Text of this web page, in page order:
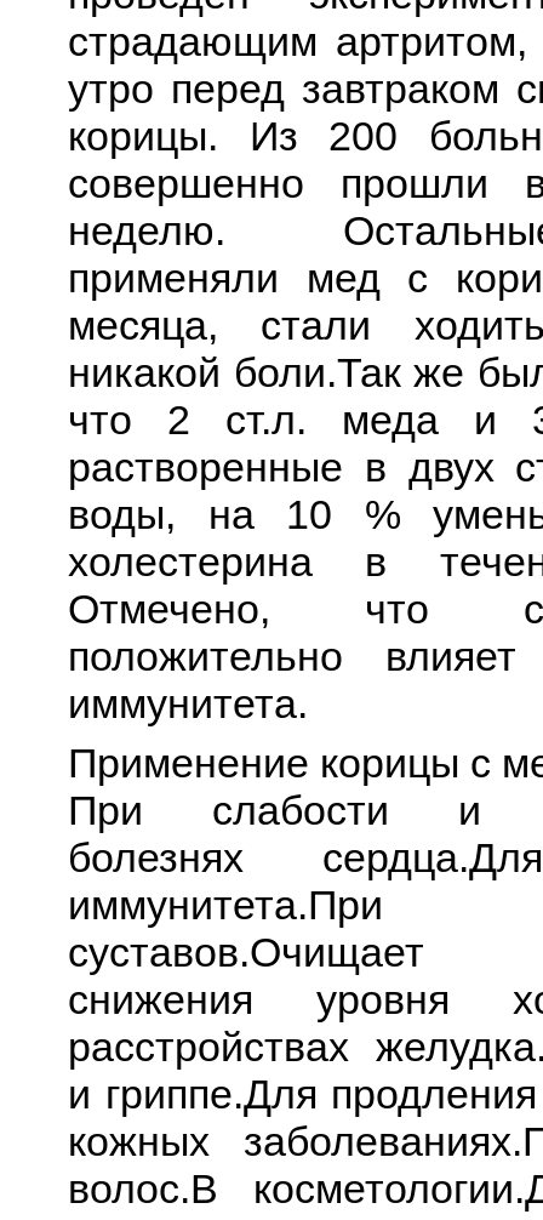
страдающим
утро перед завтраком
корицы. Из 200
совершенно прошли
неделю.
применяли мед с
месяца, стали
никакой боли.Так же
что 2 ст.л. меда и
растворенные в двух
воды, на 10 %
холестерина в
Отмечено, что
положительно
иммунитета.
Применение корицы с
При слабости и
болезнях
иммунитета.При
суставов.Очищает
снижения уровня
расстройствах
и гриппе.Для
кожных
волос.В